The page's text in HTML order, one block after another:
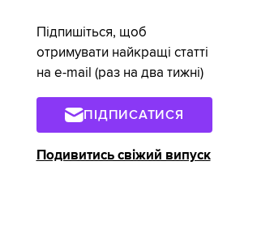
Підпишіться, щоб
отримувати найкращі статті
на e-mail (раз на два тижні)
ПІДПИСАТИСЯ
Подивитись свіжий випуск